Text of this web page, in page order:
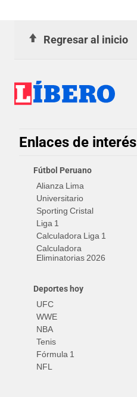
Regresar al inicio
Enlaces de interés
Fútbol Peruano
Alianza Lima
Universitario
Sporting Cristal
Liga 1
Calculadora Liga 1
Calculadora
Eliminatorias 2026
Deportes hoy
UFC
WWE
NBA
Tenis
Fórmula 1
NFL